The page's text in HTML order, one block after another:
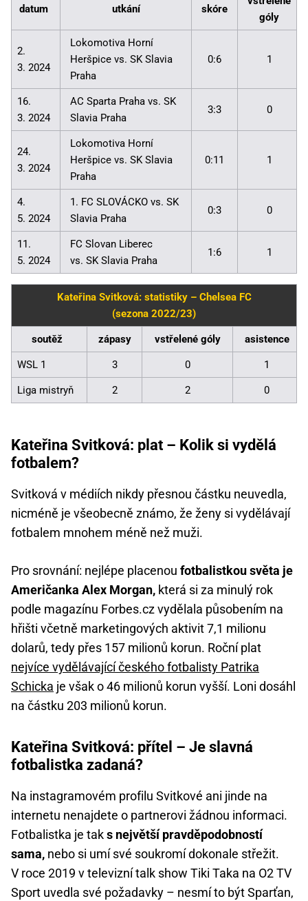
datum utkání skóre
góly
2.
3. 2024
Lokomotiva Horní
Heršpice vs. SK Slavia
Praha
0:6 1
16.
3. 2024
AC Sparta Praha vs. SK
Slavia Praha
3:3 0
24.
3. 2024
Lokomotiva Horní
Heršpice vs. SK Slavia
Praha
0:11 1
4.
5. 2024
1. FC SLOVÁCKO vs. SK
Slavia Praha
0:3 0
11.
5. 2024
FC Slovan Liberec
vs. SK Slavia Praha
1:6 1
Kateřina Svitková: statistiky – Chelsea FC
(sezona 2022/23)
soutěž zápasy vstřelené góly asistence
WSL 1 3 0 1
Liga mistryň 2 2 0
Kateřina Svitková: plat – Kolik si vydělá
fotbalem?
Svitková v médiích nikdy přesnou částku neuvedla,
nicméně je všeobecně známo, že ženy si vydělávají
fotbalem mnohem méně než muži.
Pro srovnání: nejlépe placenou fotbalistkou světa je
Američanka Alex Morgan, která si za minulý rok
podle magazínu Forbes.cz vydělala působením na
hřišti včetně marketingových aktivit 7,1 milionu
dolarů, tedy přes 157 milionů korun. Roční plat
nejvíce vydělávající českého fotbalisty Patrika
Schicka je však o 46 milionů korun vyšší. Loni dosáhl
na částku 203 milionů korun.
Kateřina Svitková: přítel – Je slavná
fotbalistka zadaná?
Na instagramovém profilu Svitkové ani jinde na
internetu nenajdete o partnerovi žádnou informaci.
Fotbalistka je taks největší pravděpodobností
sama, nebo si umí své soukromí dokonale střežit.
V roce 2019 v televizní talk show Tiki Taka na O2 TV
Sport uvedla své požadavky – nesmí to být Sparťan,